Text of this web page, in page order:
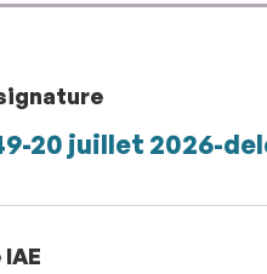
20 juillet 2026-